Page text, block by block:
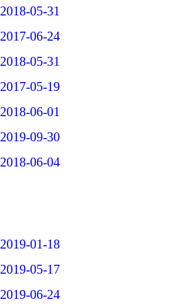
2018-05-31
2017-06-24
2018-05-31
2017-05-19
2018-06-01
2019-09-30
2018-06-04
2019-01-18
2019-05-17
2019-06-24